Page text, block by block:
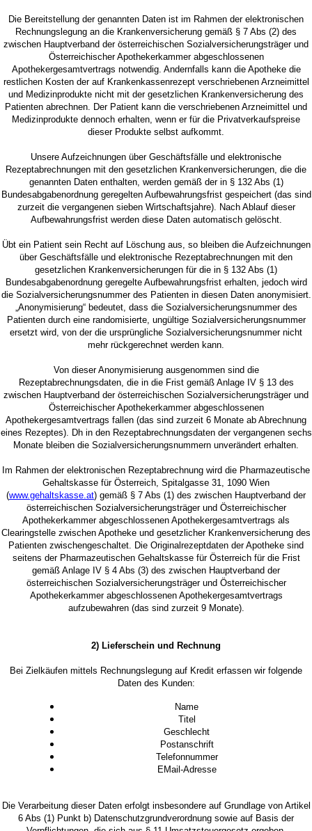
Die Bereitstellung der genannten Daten ist im Rahmen der elektronischen
Rechnungslegung an die Krankenversicherung gemäß § 7 Abs (2) des
zwischen Hauptverband der österreichischen Sozialversicherungsträger und
Österreichischer Apothekerkammer abgeschlossenen
Apothekergesamtvertrags notwendig. Andernfalls kann die Apotheke die
restlichen Kosten der auf Krankenkassenrezept verschriebenen Arzneimittel
und Medizinprodukte nicht mit der gesetzlichen Krankenversicherung des
Patienten abrechnen. Der Patient kann die verschriebenen Arzneimittel und
Medizinprodukte dennoch erhalten, wenn er für die Privatverkaufspreise
dieser Produkte selbst aufkommt.
Unsere Aufzeichnungen über Geschäftsfälle und elektronische
Rezeptabrechnungen mit den gesetzlichen Krankenversicherungen, die die
genannten Daten enthalten, werden gemäß der in § 132 Abs (1)
Bundesabgabenordnung geregelten Aufbewahrungsfrist gespeichert (das sind
zurzeit die vergangenen sieben Wirtschaftsjahre). Nach Ablauf dieser
Aufbewahrungsfrist werden diese Daten automatisch gelöscht.
Übt ein Patient sein Recht auf Löschung aus, so bleiben die Aufzeichnungen
über Geschäftsfälle und elektronische Rezeptabrechnungen mit den
gesetzlichen Krankenversicherungen für die in § 132 Abs (1)
Bundesabgabenordnung geregelte Aufbewahrungsfrist erhalten, jedoch wird
die Sozialversicherungsnummer des Patienten in diesen Daten anonymisiert.
„Anonymisierung“ bedeutet, dass die Sozialversicherungsnummer des
Patienten durch eine randomisierte, ungültige Sozialversicherungsnummer
ersetzt wird, von der die ursprüngliche Sozialversicherungsnummer nicht
mehr rückgerechnet werden kann.
Von dieser Anonymisierung ausgenommen sind die
Rezeptabrechnungsdaten, die in die Frist gemäß Anlage IV § 13 des
zwischen Hauptverband der österreichischen Sozialversicherungsträger und
Österreichischer Apothekerkammer abgeschlossenen
Apothekergesamtvertrags fallen (das sind zurzeit 6 Monate ab Abrechnung
eines Rezeptes). Dh in den Rezeptabrechnungsdaten der vergangenen sechs
Monate bleiben die Sozialversicherungsnummern unverändert erhalten.
Im Rahmen der elektronischen Rezeptabrechnung wird die Pharmazeutische
Gehaltskasse für Österreich, Spitalgasse 31, 1090 Wien
(www.gehaltskasse.at) gemäß § 7 Abs (1) des zwischen Hauptverband der
österreichischen Sozialversicherungsträger und Österreichischer
Apothekerkammer abgeschlossenen Apothekergesamtvertrags als
Clearingstelle zwischen Apotheke und gesetzlicher Krankenversicherung des
Patienten zwischengeschaltet. Die Originalrezeptdaten der Apotheke sind
seitens der Pharmazeutischen Gehaltskasse für Österreich für die Frist
gemäß Anlage IV § 4 Abs (3) des zwischen Hauptverband der
österreichischen Sozialversicherungsträger und Österreichischer
Apothekerkammer abgeschlossenen Apothekergesamtvertrags
aufzubewahren (das sind zurzeit 9 Monate).
2) Lieferschein und Rechnung
Bei Zielkäufen mittels Rechnungslegung auf Kredit erfassen wir folgende
Daten des Kunden:
Name
Titel
Geschlecht
Postanschrift
Telefonnummer
EMail-Adresse
Die Verarbeitung dieser Daten erfolgt insbesondere auf Grundlage von Artikel
6 Abs (1) Punkt b) Datenschutzgrundverordnung sowie auf Basis der